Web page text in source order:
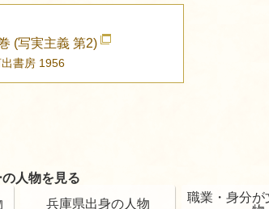
(写実主義 第2)
書房 1956
人物を見る
兵庫県出身の人物
職業・身分が